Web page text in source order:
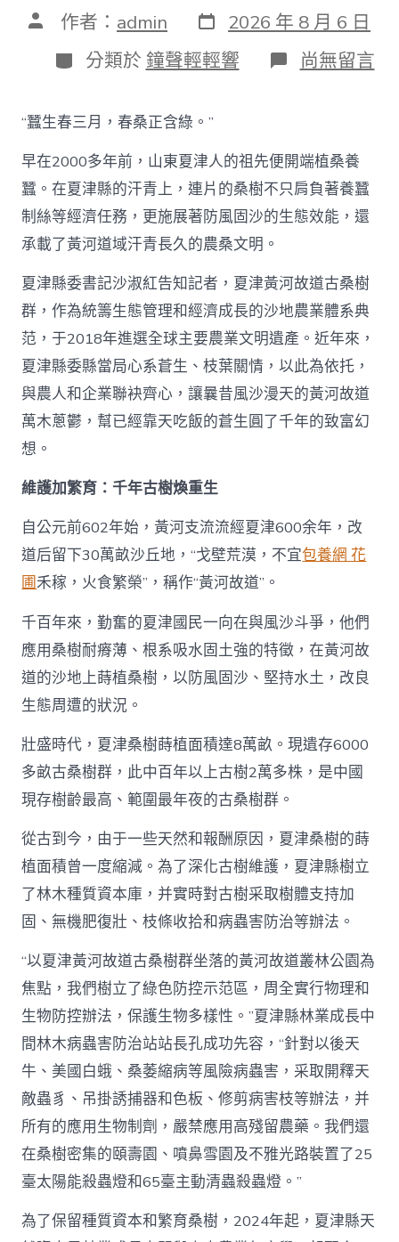
文 作者： admin 發
表
日
期
2026 年 8 月 6 日
分
類
分類於 鐘聲輕輕響 在
〈古
興
枝
葉
總
關
中
國
查
包
養
網〉
中
尚無留言
“蠶生春三月，春桑正含綠。”
早在2000多年前，山東夏津人的祖先便開端植桑養
蠶。在夏津縣的汗青上，連片的桑樹不只肩負著養蠶
制絲等經濟任務，更施展著防風固沙的生態效能，還
承載了黃河道域汗青長久的農桑文明。
夏津縣委書記沙淑紅告知記者，夏津黃河故道古桑樹
群，作為統籌生態管理和經濟成長的沙地農業體系典
范，于2018年進選全球主要農業文明遺產。近年來，
夏津縣委縣當局心系蒼生、枝葉關情，以此為依托，
與農人和企業聯袂齊心，讓曩昔風沙漫天的黃河故道
萬木蔥鬱，幫已經靠天吃飯的蒼生圓了千年的致富幻
想。
維護加繁育：千年古樹煥重生
自公元前602年始，黃河支流流經夏津600余年，改
道后留下30萬畝沙丘地，“戈壁荒漠，不宜包養網 花
圃禾稼，火食繁榮”，稱作“黃河故道”。
千百年來，勤奮的夏津國民一向在與風沙斗爭，他們
應用桑樹耐瘠薄、根系吸水固土強的特徵，在黃河故
道的沙地上蒔植桑樹，以防風固沙、堅持水土，改良
生態周遭的狀況。
壯盛時代，夏津桑樹蒔植面積達8萬畝。現遺存6000
多畝古桑樹群，此中百年以上古樹2萬多株，是中國
現存樹齡最高、範圍最年夜的古桑樹群。
從古到今，由于一些天然和報酬原因，夏津桑樹的蒔
植面積曾一度縮減。為了深化古樹維護，夏津縣樹立
了林木種質資本庫，并實時對古樹采取樹體支持加
固、無機肥復壯、枝條收拾和病蟲害防治等辦法。
“以夏津黃河故道古桑樹群坐落的黃河故道叢林公園為
焦點，我們樹立了綠色防控示范區，周全實行物理和
生物防控辦法，保護生物多樣性。”夏津縣林業成長中
間林木病蟲害防治站站長孔成功先容，“針對以後天
牛、美國白蛾、桑萎縮病等風險病蟲害，采取開釋天
敵蟲豸、吊掛誘捕器和色板、修剪病害枝等辦法，并
所有的應用生物制劑，嚴禁應用高殘留農藥。我們還
在桑樹密集的頤壽園、噴鼻雪園及不雅光路裝置了25
臺太陽能殺蟲燈和65臺主動清蟲殺蟲燈。”
為了保留種質資本和繁育桑樹，2024年起，夏津縣天